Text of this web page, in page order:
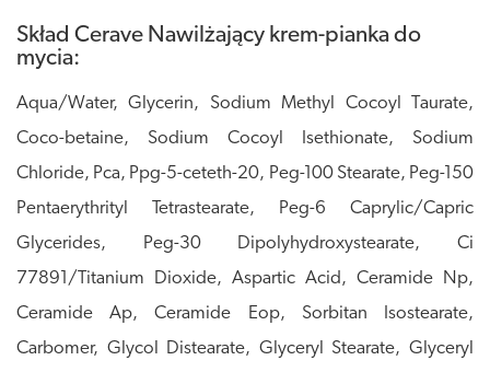
Skład Cerave Nawilżający krem-pianka do
mycia:
Aqua/Water, Glycerin, Sodium Methyl Cocoyl Taurate,
Coco-betaine, Sodium Cocoyl Isethionate, Sodium
Chloride, Pca, Ppg-5-ceteth-20, Peg-100 Stearate, Peg-150
Pentaerythrityl Tetrastearate, Peg-6 Caprylic/Capric
Glycerides, Peg-30 Dipolyhydroxystearate, Ci
77891/Titanium Dioxide, Aspartic Acid, Ceramide Np,
Ceramide Ap, Ceramide Eop, Sorbitan Isostearate,
Carbomer, Glycol Distearate, Glyceryl Stearate, Glyceryl